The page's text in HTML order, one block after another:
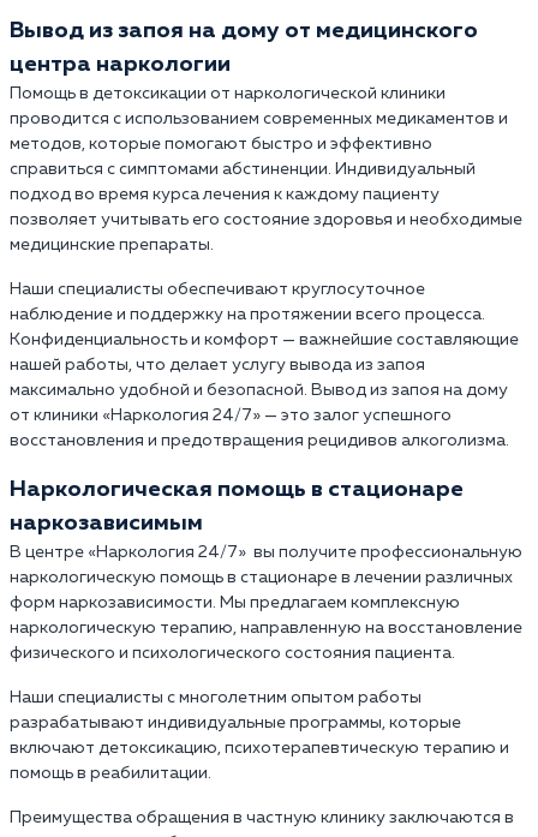
Вывод из запоя на дому от медицинского
центра наркологии
Помощь в детоксикации от наркологической клиники
проводится с использованием современных медикаментов и
методов, которые помогают быстро и эффективно
справиться с симптомами абстиненции. Индивидуальный
подход во время курса лечения к каждому пациенту
позволяет учитывать его состояние здоровья и необходимые
медицинские препараты.
Наши специалисты обеспечивают круглосуточное
наблюдение и поддержку на протяжении всего процесса.
Конфиденциальность и комфорт — важнейшие составляющие
нашей работы, что делает услугу вывода из запоя
максимально удобной и безопасной. Вывод из запоя на дому
от клиники «Наркология 24/7» — это залог успешного
восстановления и предотвращения рецидивов алкоголизма.
Наркологическая помощь в стационаре
наркозависимым
В центре «Наркология 24/7» вы получите профессиональную
наркологическую помощь в стационаре в лечении различных
форм наркозависимости. Мы предлагаем комплексную
наркологическую терапию, направленную на восстановление
физического и психологического состояния пациента.
Наши специалисты с многолетним опытом работы
разрабатывают индивидуальные программы, которые
включают детоксикацию, психотерапевтическую терапию и
помощь в реабилитации.
Преимущества обращения в частную клинику заключаются в